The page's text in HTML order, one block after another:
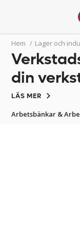
Hem / Lager och
din
LÄS MER
Arbetsbänkar &